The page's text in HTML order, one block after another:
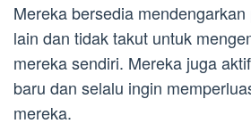
Mereka bersedia
lain dan tidak takut untuk
mereka sendiri. Mereka juga
baru dan selalu ingin
mereka.